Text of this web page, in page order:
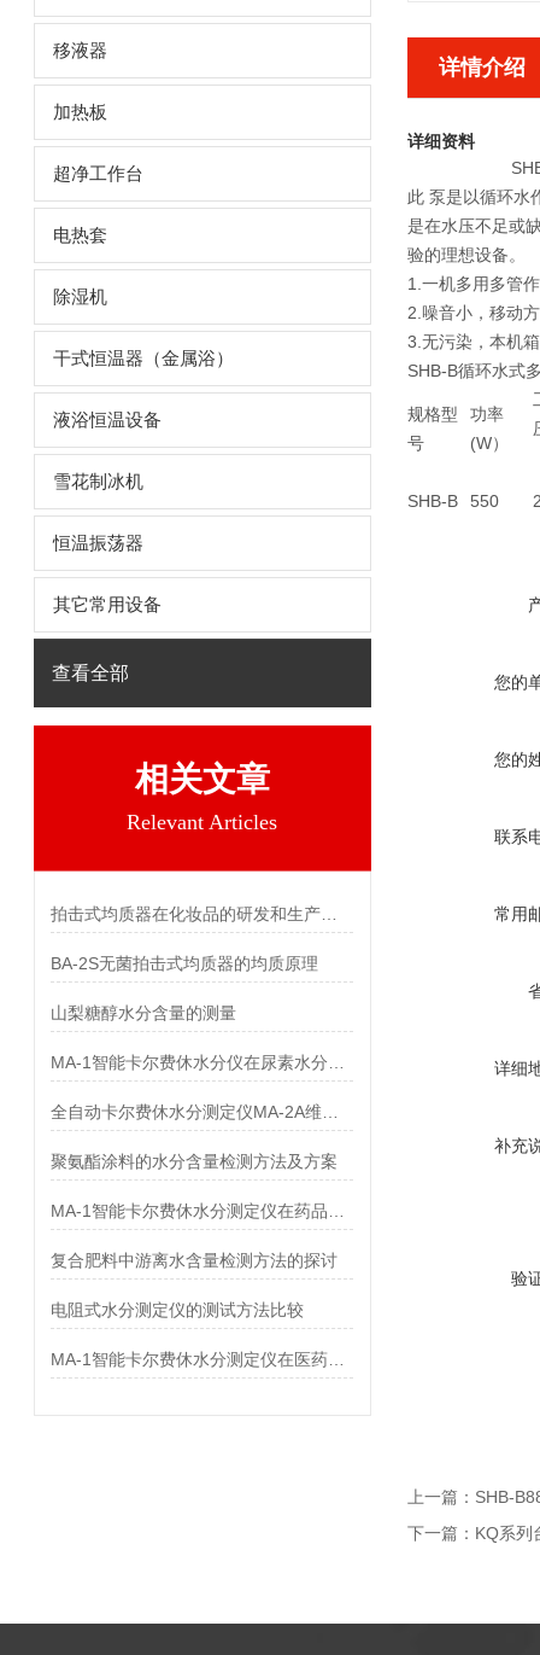
移液器
加热板
超净工作台
电热套
除湿机
干式恒温器（金属浴）
液浴恒温设备
雪花制冰机
恒温振荡器
其它常用设备
查看全部
相关文章
Relevant Articles
BA-2S无菌拍击式均质器的均质原理
山梨糖醇水分含量的测量
聚氨酯涂料的水分含量检测方法及方案
复合肥料中游离水含量检测方法的探讨
电阻式水分测定仪的测试方法比较
详情介绍
详细资料
此 泵是以循环水
是在水压不足或
验的理想设备。
1.一机多用多管
2.噪音小，移动
3.无污染，本机
SHB-B循环水式
规格型
号
功率
(W）
SHB-B 550
您的
您的
联系
常用
详细
补充
验
上一篇： SHB-
下一篇： KQ系列